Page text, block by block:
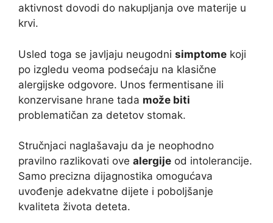
aktivnost dovodi do nakupljanja ove materije u
krvi.
Usled toga se javljaju neugodni simptome koji
po izgledu veoma podsećaju na klasične
alergijske odgovore. Unos fermentisane ili
konzervisane hrane tada može biti
problematičan za detetov stomak.
Stručnjaci naglašavaju da je neophodno
pravilno razlikovati ove alergije od intolerancije.
Samo precizna dijagnostika omogućava
uvođenje adekvatne dijete i poboljšanje
kvaliteta života deteta.